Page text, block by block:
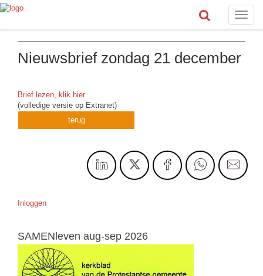
Toggle
Nieuwsbrief zondag 21 december
Brief lezen, klik hier
(volledige versie op Extranet)
terug
Inloggen
SAMENleven aug-sep 2026